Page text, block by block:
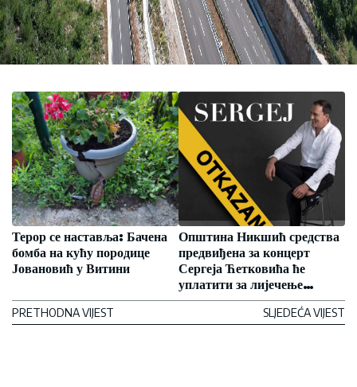
Терор се наставља: Бачена
бомба на кућу породице
Јовановић у Витини
PRETHODNA VIJEST
Општина Никшић средства
предвиђена за концерт
Сергеја Ћетковића ће
уплатити за лијечење
суграђанина Божа
SLJEDEĆA VIJEST